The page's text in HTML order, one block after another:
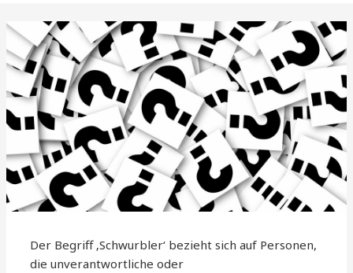
Der Begriff ‚Schwurbler‘ bezieht sich auf Personen,
die unverantwortliche oder